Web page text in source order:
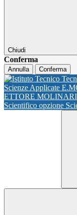
Chiudi
Conferma
Annulla Conferma
ETTORE MOLINARI
Scientifico opzione